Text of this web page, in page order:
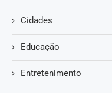
Cidades
Educação
Entretenimento